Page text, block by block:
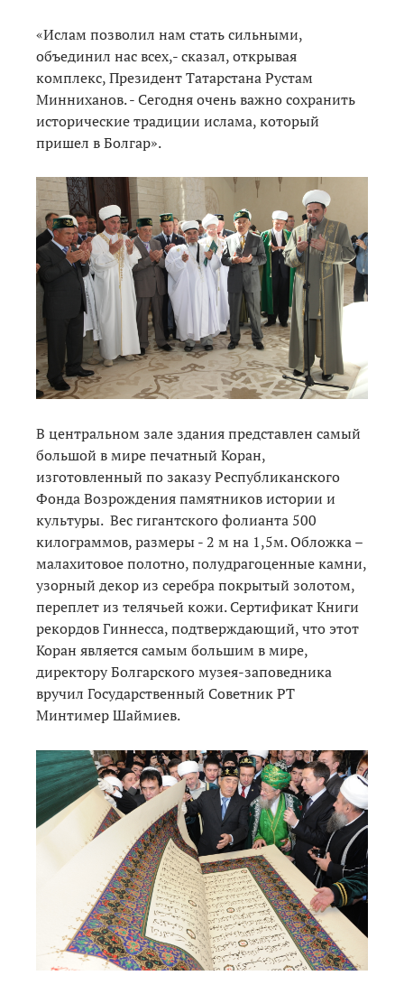
«Ислам позволил нам стать сильными,
объединил нас всех,- сказал, открывая
комплекс, Президент Татарстана Рустам
Минниханов. - Сегодня очень важно сохранить
исторические традиции ислама, который
пришел в Болгар».
В центральном зале здания представлен самый
большой в мире печатный Коран,
изготовленный по заказу Республиканского
Фонда Возрождения памятников истории и
культуры. Вес гигантского фолианта 500
килограммов, размеры - 2 м на 1,5м. Обложка –
малахитовое полотно, полудрагоценные камни,
узорный декор из серебра покрытый золотом,
переплет из телячьей кожи. Сертификат Книги
рекордов Гиннесса, подтверждающий, что этот
Коран является самым большим в мире,
директору Болгарского музея-заповедника
вручил Государственный Советник РТ
Минтимер Шаймиев.